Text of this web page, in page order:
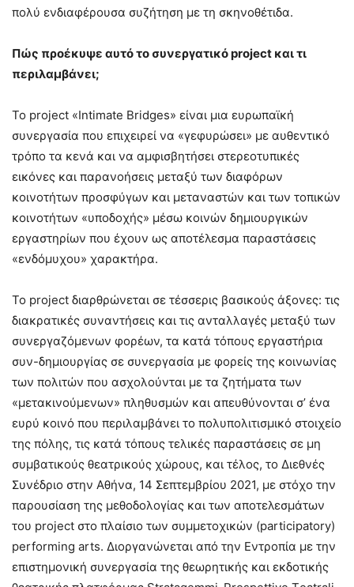
πολύ ενδιαφέρουσα συζήτηση με τη σκηνοθέτιδα.
Πώς προέκυψε αυτό το συνεργατικόproject και τι
περιλαμβάνει;
Το project «Intimate Bridges» είναι μια ευρωπαϊκή
συνεργασία που επιχειρεί να «γεφυρώσει» με αυθεντικό
τρόπο τα κενά και να αμφισβητήσει στερεοτυπικές
εικόνες και παρανοήσεις μεταξύ των διαφόρων
κοινοτήτων προσφύγων και μεταναστών και των τοπικών
κοινοτήτων «υποδοχής» μέσω κοινών δημιουργικών
εργαστηρίων που έχουν ως αποτέλεσμα παραστάσεις
«ενδόμυχου» χαρακτήρα.
Το project διαρθρώνεται σε τέσσερις βασικούς άξονες: τις
διακρατικές συναντήσεις και τις ανταλλαγές μεταξύ των
συνεργαζόμενων φορέων, τα κατά τόπους εργαστήρια
συν-δημιουργίας σε συνεργασία με φορείς της κοινωνίας
των πολιτών που ασχολούνται με τα ζητήματα των
«μετακινούμενων» πληθυσμών και απευθύνονται σ’ ένα
ευρύ κοινό που περιλαμβάνει το πολυπολιτισμικό στοιχείο
της πόλης, τις κατά τόπους τελικές παραστάσεις σε μη
συμβατικούς θεατρικούς χώρους, και τέλος, το Διεθνές
Συνέδριο στην Αθήνα, 14 Σεπτεμβρίου 2021, με στόχο την
παρουσίαση της μεθοδολογίας και των αποτελεσμάτων
του project στο πλαίσιο των συμμετοχικών (participatory)
performing arts. Διοργανώνεται από την Εντροπία με την
επιστημονική συνεργασία της θεωρητικής και εκδοτικής